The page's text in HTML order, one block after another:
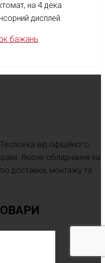
на 4 дека
дисплей.
бажань
від офіційного
Якісне обладнання за
доставки, монтажу та